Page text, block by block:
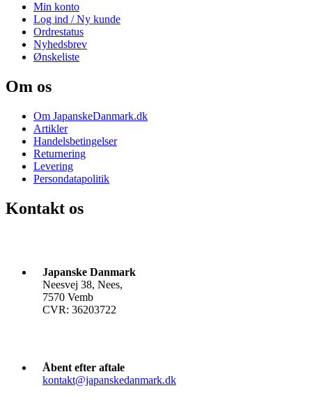
Min konto
Log ind / Ny kunde
Ordrestatus
Nyhedsbrev
Ønskeliste
Om os
Om JapanskeDanmark.dk
Artikler
Handelsbetingelser
Returnering
Levering
Persondatapolitik
Kontakt os
Japanske Danmark
Neesvej 38, Nees,
7570 Vemb
CVR: 36203722
Åbent efter aftale
kontakt@japanskedanmark.dk